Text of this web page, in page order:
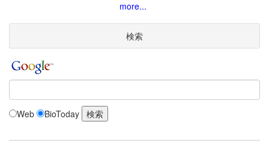
more...
検索
Web BioToday